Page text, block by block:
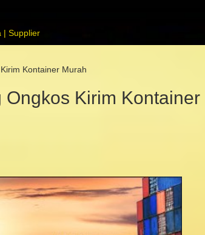
| Supplier
Kontainer Murah
Kirim Kontainer